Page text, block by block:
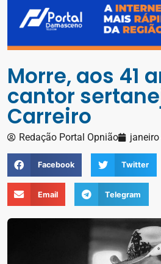
Morre, aos 41
cantor
Carreiro
Redação Portal Opnião
Facebook Twitter
Email Telegram